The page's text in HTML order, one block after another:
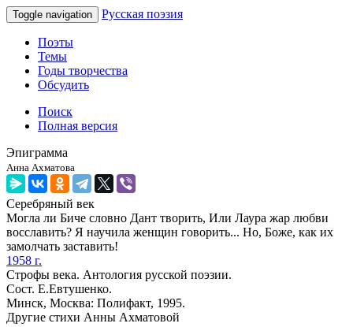
Toggle navigation Русская поэзия
Поэты
Темы
Годы творчества
Обсудить
Поиск
Полная версия
Эпиграмма
Анна Ахматова
Серебряный век
Могла ли Биче словно Дант творить, Или Лаура жар любви
восславить? Я научила женщин говорить... Но, Боже, как их
замолчать заставить!
1958 г.
Строфы века. Антология русской поэзии.
Сост. Е.Евтушенко.
Минск, Москва: Полифакт, 1995.
Другие стихи Анны Ахматовой